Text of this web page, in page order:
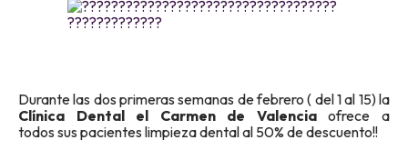
Durante las dos primeras semanas de febrero ( del 1 al 15) la
Clínica Dental el Carmen de Valenciaofrece a
todos sus pacientes limpieza dental al 50% de descuento!!